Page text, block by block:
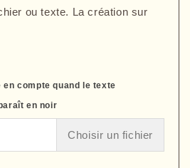
ou texte. La création sur
en compte quand le texte
en noir
Choisir un fichier